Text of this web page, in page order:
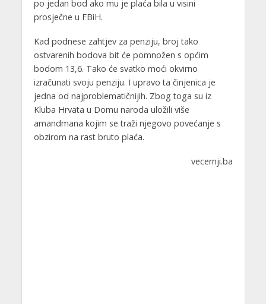
po jedan bod ako mu je plaća bila u visini
prosječne u FBiH.
Kad podnese zahtjev za penziju, broj tako
ostvarenih bodova bit će pomnožen s općim
bodom 13,6. Tako će svatko moći okvirno
izračunati svoju penziju. I upravo ta činjenica je
jedna od najproblematičnijih. Zbog toga su iz
Kluba Hrvata u Domu naroda uložili više
amandmana kojim se traži njegovo povećanje s
obzirom na rast bruto plaća.
vecernji.ba